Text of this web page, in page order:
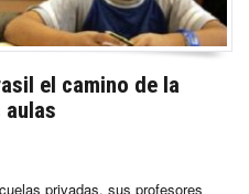
el camino de la
privadas, sus profesores